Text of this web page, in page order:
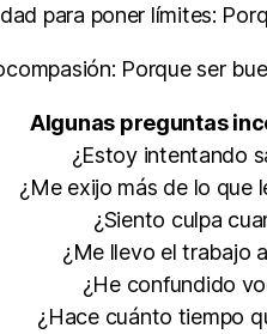
para poner límites:
Porque ser
Algunas preguntas
¿Estoy intentando
¿Me exijo más de lo que
¿Siento culpa
¿Me llevo el trabajo
¿He confundido
¿Hace cuánto tiempo